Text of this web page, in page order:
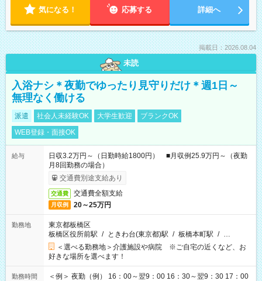
気になる！ 応募する 詳細へ
掲載日：2026.08.04
未読
入浴ナシ＊夜勤でゆったり見守りだけ＊週1日～
無理なく働ける
派遣 社会人未経験OK 大学生歓迎
ブランクOK
WEB登録・面接OK
給与
日収3.2万円～（日勤時給1800円） ■月収例25.9万円～（夜勤
月8回勤務の場合）
交通費別途支給あり
交通費 交通費全額支給
月収例 20～25万円
勤務地
東京都板橋区
板橋区役所前駅 / ときわ台(東京都)駅 / 板橋本町駅 / …
＜選べる勤務地＞介護施設や病院 ※ご自宅の近くなど、お
好きな場所を選べます！
勤務時間
＜例＞ 夜勤（例） 16：00～翌9：00 16：30～翌9：30 17：00